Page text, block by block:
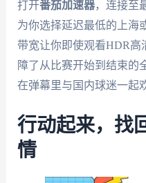
打开番茄加速器，连接至
为你选择延迟最低的上海
带宽让你即使观看HDR高
障了从比赛开始到结束的
在弹幕里与国内球迷一起
行动起来，找
情